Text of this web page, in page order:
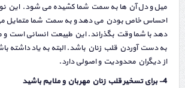
میل و دل آن ها به سمت شما کشیده می شود. این
احساس خاص بودن می دهد و به سمت شما متمایل
دهد با شما وقت بگذراند. این طبیعت انسانی است و
به دست آوردن قلب زنان باشد. البته به یاد داشته
از دیگران محدودیت و اصولی دارد.
4- برای تسخیر قلب زنان مهربان و ملایم باشید